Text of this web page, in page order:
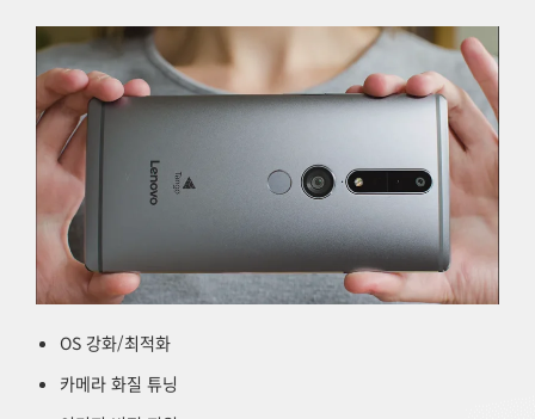
OS 강화/최적화
카메라 화질 튜닝